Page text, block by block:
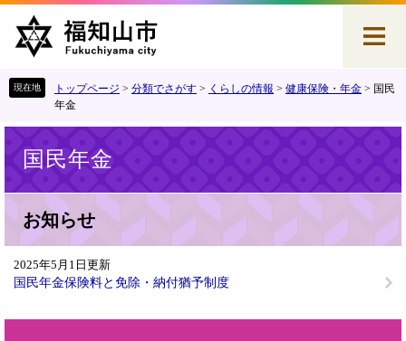
で
ば
文
へ
トップページ > 分類でさがす > くらしの情報 > 健康保険・年金 > 国民
年金
国民年金
お知らせ
2025年5月1日更新
国民年金保険料と免除・納付猶予制度